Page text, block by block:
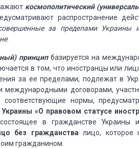
космополитический
распространение
за пределами Украины
.
принципбазируется на
в том, что иностранцы или
за ее пределами, подлежат в
договорами,
нормы,
«О правовом статусе
в гражданстве Украины
без гражданства лицо, которое
гражданином.